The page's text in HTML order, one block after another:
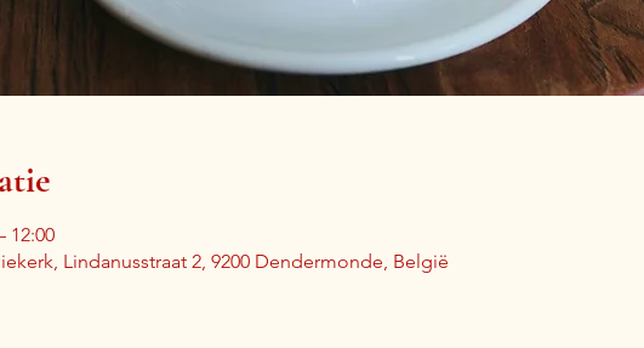
12:00
Lindanusstraat 2, 9200 Dendermonde, België